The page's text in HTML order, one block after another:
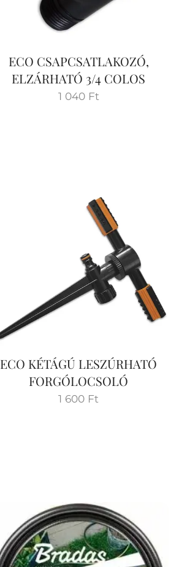
ECO CSAPCSATLAKOZÓ,
ELZÁRHATÓ 3/4 COLOS
1 040Ft
ECO KÉTÁGÚ LESZÚRHATÓ
FORGÓLOCSOLÓ
1 600 Ft